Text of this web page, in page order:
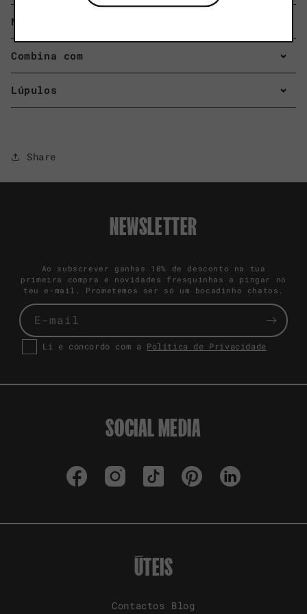
Notas de prova
Combina com
Lúpulos
Share
NEWSLETTER
Ao subscrever ganhas 10% de desconto na tua
primeira compra e novidades fresquinhas a pingar no
teu e-mail. Prometemos ser só um bocadinho chatos.
E-mail
Li e concordo com a Política de Privacidade
SOCIAL MEDIA
FacebookInstagramTikTok PinterestLinkedIn
ÚTEIS
Contactos Blog